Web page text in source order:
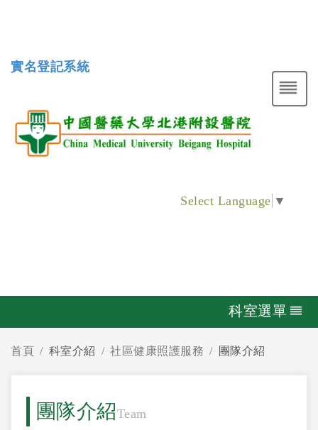
實名登記系統
Select Language ▼
科室選單
首頁 科室介紹 社區健康照護服務 團隊介紹
團隊介紹Team